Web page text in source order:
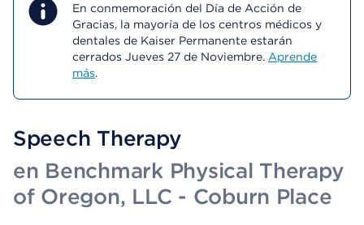
En conmemoración del Día de Acción de
Gracias, la mayoría de los centros médicos y
dentales de Kaiser Permanente estarán
cerrados Jueves 27 de Noviembre. Aprende
más.
Speech Therapy
en Benchmark Physical Therapy
of Oregon, LLC - Coburn Place